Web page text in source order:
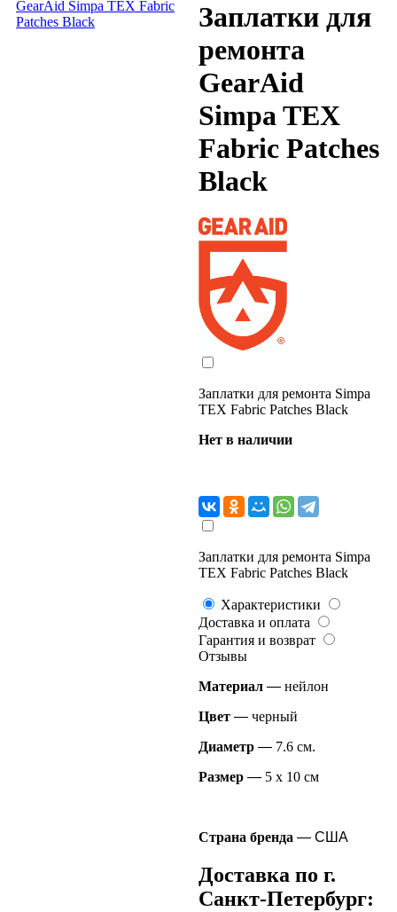
Заплатки для
ремонта
GearAid
Simpa TEX
Fabric Patches
Black
Заплатки для ремонта Simpa
TEX Fabric Patches Black
Нет в наличии
Заплатки для ремонта Simpa
TEX Fabric Patches Black
Характеристики
Доставка и оплата
Гарантия и возврат
Отзывы
Материал — нейлон
Цвет — черный
Диаметр — 7.6 см.
Размер — 5 х 10 см
Страна бренда — США
Доставка по г.
Санкт-Петербург: